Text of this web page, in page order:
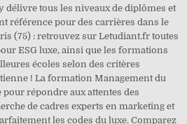
délivre tous les niveaux de diplômes et
référence pour des carrières dans le
(75) : retrouvez sur Letudiant.fr toutes
ESG luxe, ainsi que les formations
écoles selon des critères
! La formation Management du
pour répondre aux attentes des
de cadres experts en marketing et
les codes du luxe. Comparez